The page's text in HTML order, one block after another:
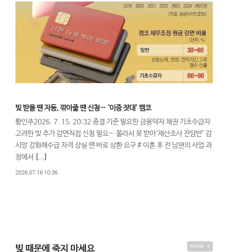
빚 받을 땐 자동, 깎아줄 땐 신청… ‘이중 잣대’ 캠코
황인주2026. 7. 15. 20:32 종결 기준 필요한 금융약자 채권 기초수급자
고려한 빚 추가 감면직접 신청 필요… 몰라서 못 받아‘재산조사 전담반’ 감
시망 강화해수급 자격 상실 땐 바로 상환 요구 # 이혼 후 전 남편의 사업 과
정에서
[...]
2026.07.16 10:36
빚 때문에 죽지 마세요